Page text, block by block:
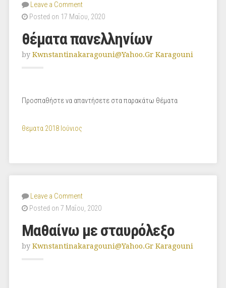
Leave a Comment
Posted on 17 Μαΐου, 2020
θέματα πανελληνίων
by Kwnstantinakaragouni@yahoo.gr Karagouni
Προσπαθήστε να απαντήσετε στα παρακάτω θέματα
θεματα 2018 Ιούνιος
Leave a Comment
Posted on 7 Μαΐου, 2020
Μαθαίνω με σταυρόλεξο
by Kwnstantinakaragouni@yahoo.gr Karagouni